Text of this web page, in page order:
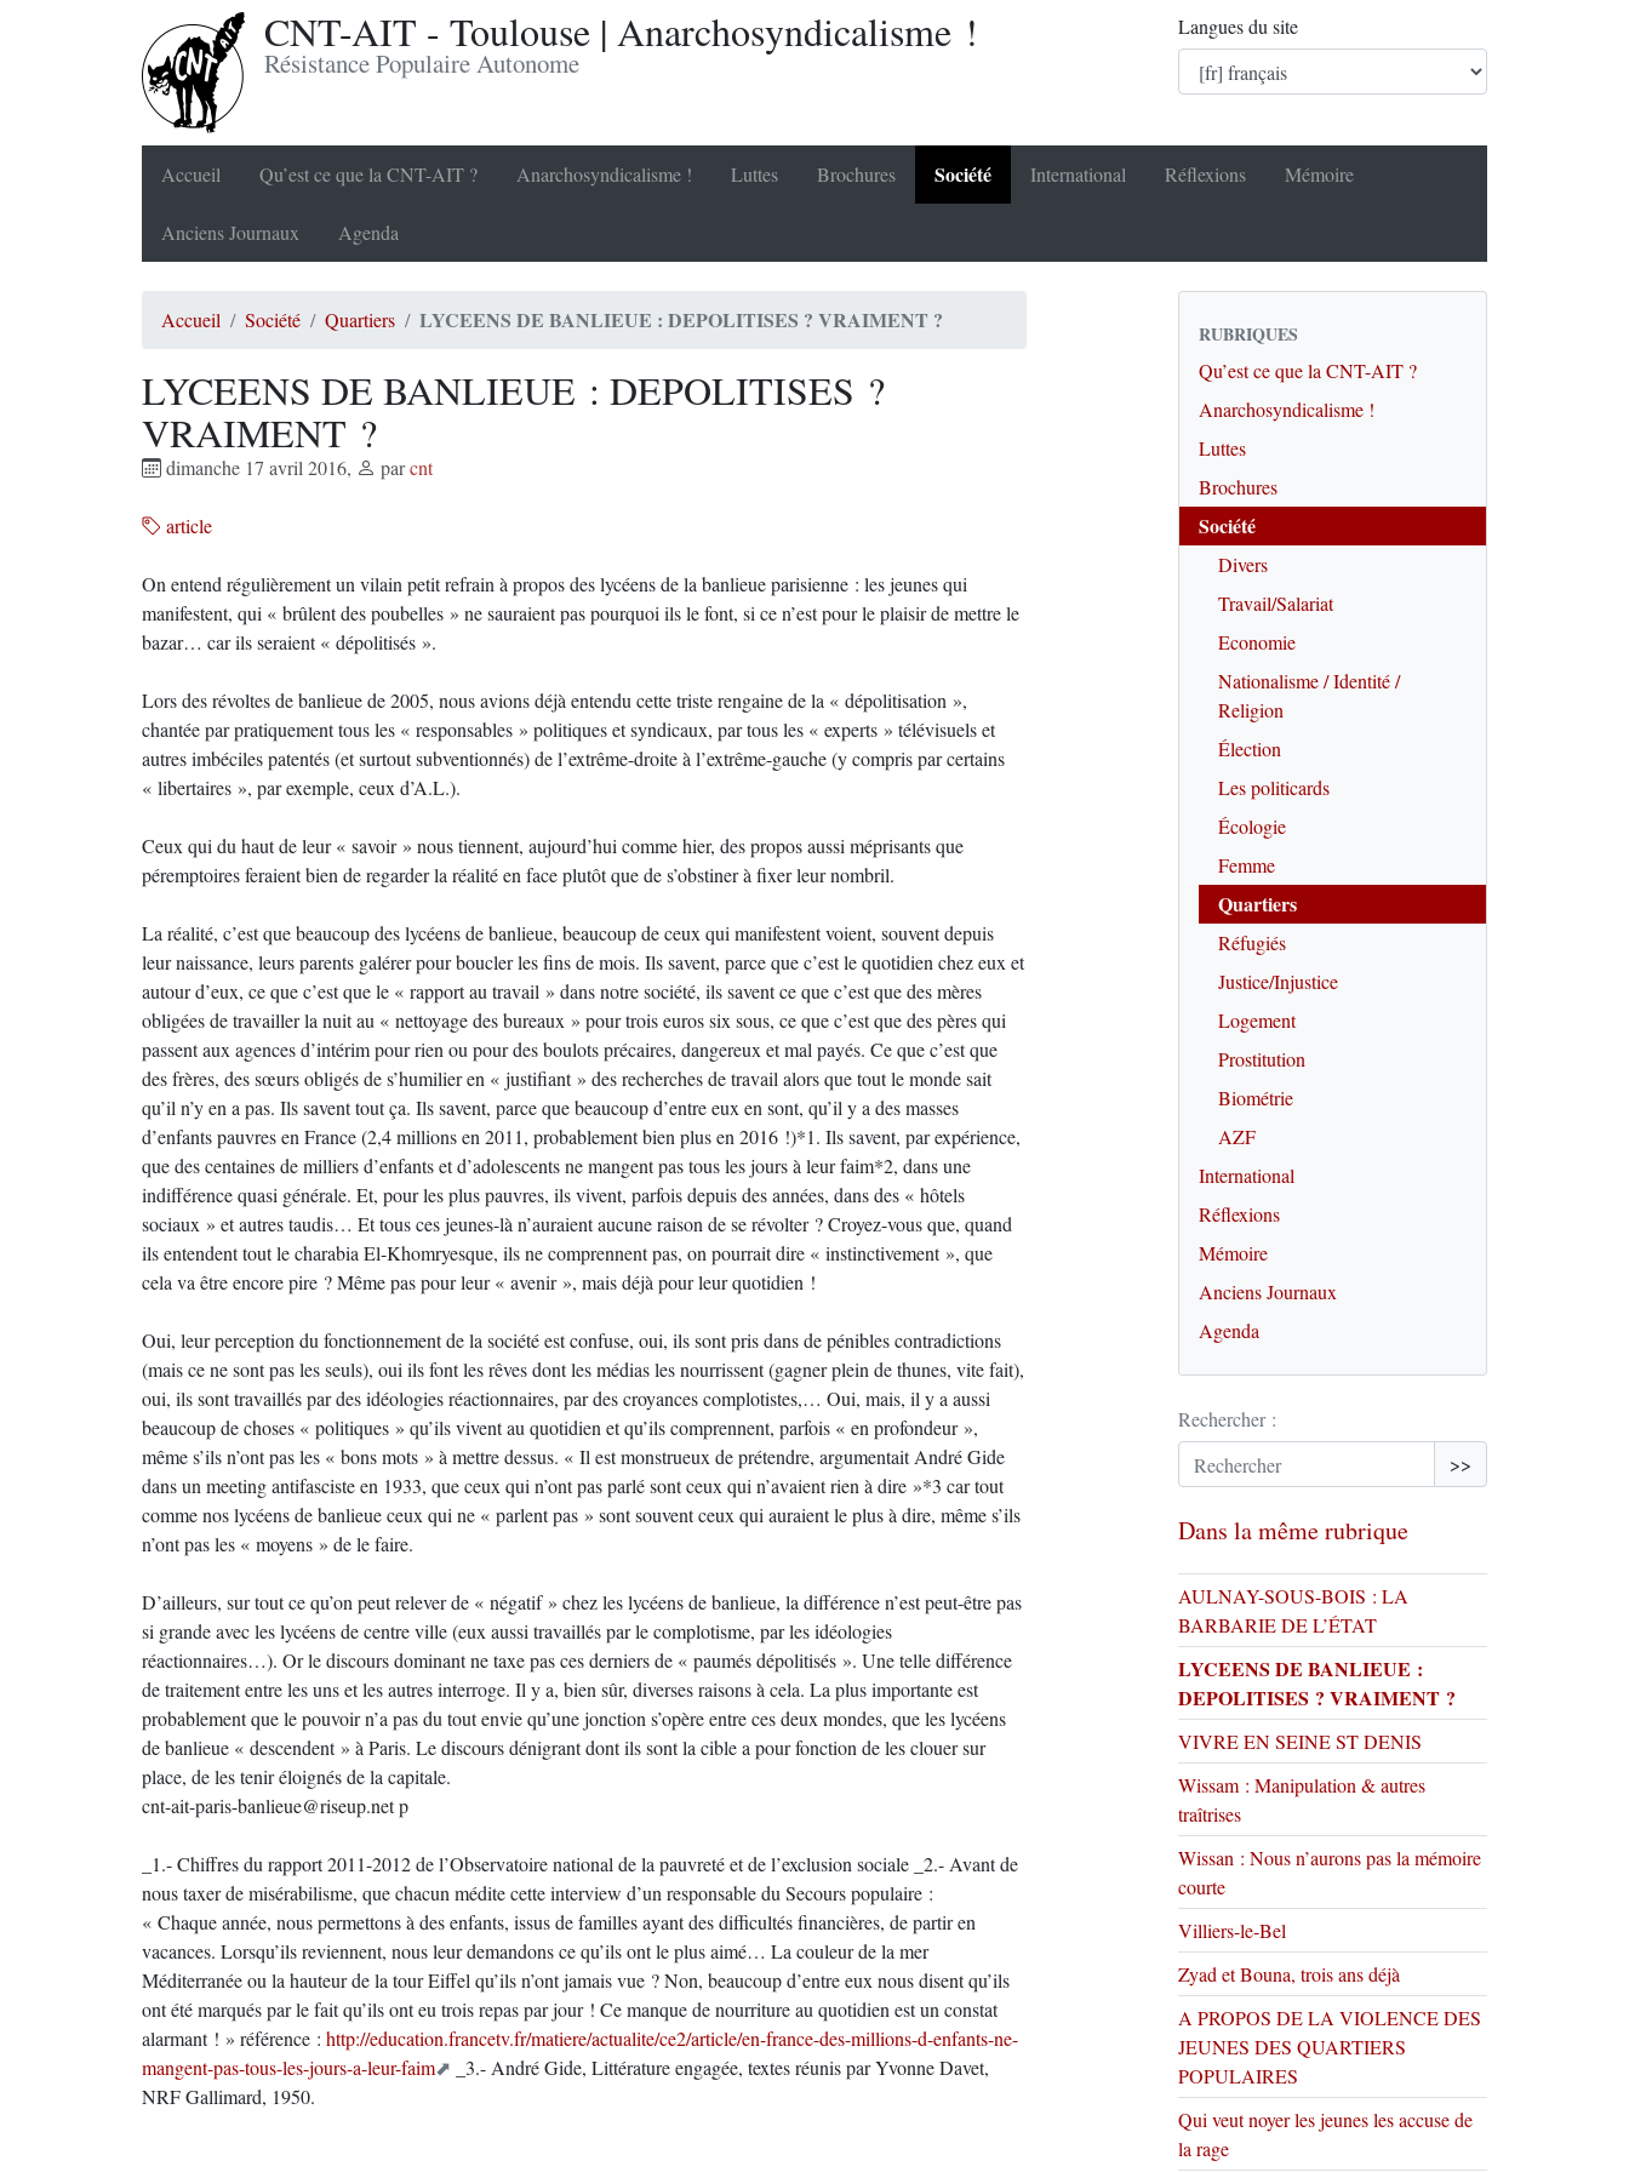
CNT-AIT - Toulouse | Anarchosyndicalisme !
Résistance Populaire Autonome
Langues du site
Accueil Qu’est ce que la CNT-AIT ? Anarchosyndicalisme ! Luttes Brochures Société International Réflexions Mémoire
Anciens Journaux Agenda
Accueil Société Quartiers LYCEENS DE BANLIEUE : DEPOLITISES ? VRAIMENT ?
LYCEENS DE BANLIEUE : DEPOLITISES ?
VRAIMENT ?
dimanche 17 avril 2016, parcnt
article
On entend régulièrement un vilain petit refrain à propos des lycéens de la banlieue parisienne : les jeunes qui
manifestent, qui « brûlent des poubelles » ne sauraient pas pourquoi ils le font, si ce n’est pour le plaisir de mettre le
bazar… car ils seraient « dépolitisés ».
Lors des révoltes de banlieue de 2005, nous avions déjà entendu cette triste rengaine de la « dépolitisation »,
chantée par pratiquement tous les « responsables » politiques et syndicaux, par tous les « experts » télévisuels et
autres imbéciles patentés (et surtout subventionnés) de l’extrême-droite à l’extrême-gauche (y compris par certains
« libertaires », par exemple, ceux d’A.L.).
Ceux qui du haut de leur « savoir » nous tiennent, aujourd’hui comme hier, des propos aussi méprisants que
péremptoires feraient bien de regarder la réalité en face plutôt que de s’obstiner à fixer leur nombril.
La réalité, c’est que beaucoup des lycéens de banlieue, beaucoup de ceux qui manifestent voient, souvent depuis
leur naissance, leurs parents galérer pour boucler les fins de mois. Ils savent, parce que c’est le quotidien chez eux et
autour d’eux, ce que c’est que le « rapport au travail » dans notre société, ils savent ce que c’est que des mères
obligées de travailler la nuit au « nettoyage des bureaux » pour trois euros six sous, ce que c’est que des pères qui
passent aux agences d’intérim pour rien ou pour des boulots précaires, dangereux et mal payés. Ce que c’est que
des frères, des sœurs obligés de s’humilier en « justifiant » des recherches de travail alors que tout le monde sait
qu’il n’y en a pas. Ils savent tout ça. Ils savent, parce que beaucoup d’entre eux en sont, qu’il y a des masses
d’enfants pauvres en France (2,4 millions en 2011, probablement bien plus en 2016 !)*1. Ils savent, par expérience,
que des centaines de milliers d’enfants et d’adolescents ne mangent pas tous les jours à leur faim*2, dans une
indifférence quasi générale. Et, pour les plus pauvres, ils vivent, parfois depuis des années, dans des « hôtels
sociaux » et autres taudis… Et tous ces jeunes-là n’auraient aucune raison de se révolter ? Croyez-vous que, quand
ils entendent tout le charabia El-Khomryesque, ils ne comprennent pas, on pourrait dire « instinctivement », que
cela va être encore pire ? Même pas pour leur « avenir », mais déjà pour leur quotidien !
Oui, leur perception du fonctionnement de la société est confuse, oui, ils sont pris dans de pénibles contradictions
(mais ce ne sont pas les seuls), oui ils font les rêves dont les médias les nourrissent (gagner plein de thunes, vite fait),
oui, ils sont travaillés par des idéologies réactionnaires, par des croyances complotistes,… Oui, mais, il y a aussi
beaucoup de choses « politiques » qu’ils vivent au quotidien et qu’ils comprennent, parfois « en profondeur »,
même s’ils n’ont pas les « bons mots » à mettre dessus. « Il est monstrueux de prétendre, argumentait André Gide
dans un meeting antifasciste en 1933, que ceux qui n’ont pas parlé sont ceux qui n’avaient rien à dire »*3 car tout
comme nos lycéens de banlieue ceux qui ne « parlent pas » sont souvent ceux qui auraient le plus à dire, même s’ils
n’ont pas les « moyens » de le faire.
D’ailleurs, sur tout ce qu’on peut relever de « négatif » chez les lycéens de banlieue, la différence n’est peut-être pas
si grande avec les lycéens de centre ville (eux aussi travaillés par le complotisme, par les idéologies
réactionnaires…). Or le discours dominant ne taxe pas ces derniers de « paumés dépolitisés ». Une telle différence
de traitement entre les uns et les autres interroge. Il y a, bien sûr, diverses raisons à cela. La plus importante est
probablement que le pouvoir n’a pas du tout envie qu’une jonction s’opère entre ces deux mondes, que les lycéens
de banlieue « descendent » à Paris. Le discours dénigrant dont ils sont la cible a pour fonction de les clouer sur
place, de les tenir éloignés de la capitale.
cnt-ait-paris-banlieue@riseup.net p
_1.- Chiffres du rapport 2011-2012 de l’Observatoire national de la pauvreté et de l’exclusion sociale _2.- Avant de
nous taxer de misérabilisme, que chacun médite cette interview d’un responsable du Secours populaire :
« Chaque année, nous permettons à des enfants, issus de familles ayant des difficultés financières, de partir en
vacances. Lorsqu’ils reviennent, nous leur demandons ce qu’ils ont le plus aimé… La couleur de la mer
Méditerranée ou la hauteur de la tour Eiffel qu’ils n’ont jamais vue ? Non, beaucoup d’entre eux nous disent qu’ils
ont été marqués par le fait qu’ils ont eu trois repas par jour ! Ce manque de nourriture au quotidien est un constat
alarmant ! » référence : http://education.francetv.fr/matiere/actualite/ce2/article/en-france-des-millions-d-enfants-ne-
mangent-pas-tous-les-jours-a-leur-faim
_3.- André Gide, Littérature engagée, textes réunis par Yvonne Davet,
NRF Gallimard, 1950.
RUBRIQUES
Qu’est ce que la CNT-AIT ?
Anarchosyndicalisme !
Luttes
Brochures
Société
Divers
Travail/Salariat
Economie
Nationalisme / Identité /
Religion
Élection
Les politicards
Écologie
Femme
Quartiers
Réfugiés
Justice/Injustice
Logement
Prostitution
Biométrie
AZF
International
Réflexions
Mémoire
Anciens Journaux
Agenda
Rechercher :
>>
Dans la même rubrique
AULNAY-SOUS-BOIS : LA
BARBARIE DE L’ÉTAT
LYCEENS DE BANLIEUE :
DEPOLITISES ? VRAIMENT ?
VIVRE EN SEINE ST DENIS
Wissam : Manipulation & autres
traîtrises
Wissan : Nous n’aurons pas la mémoire
courte
Villiers-le-Bel
Zyad et Bouna, trois ans déjà
A PROPOS DE LA VIOLENCE DES
JEUNES DES QUARTIERS
POPULAIRES
Qui veut noyer les jeunes les accuse de
la rage